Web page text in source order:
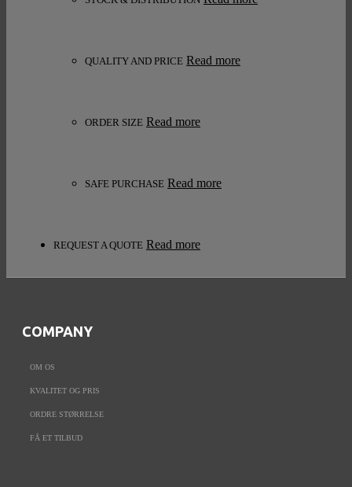
QUALITY AND PRICE Read more
ORDER SIZE Read more
SAFE PURCHASE Read more
REQUEST A QUOTE Read more
COMPANY
OM OS
KVALITET OG PRIS
ORDRE STØRRELSE
FÅ ET TILBUD